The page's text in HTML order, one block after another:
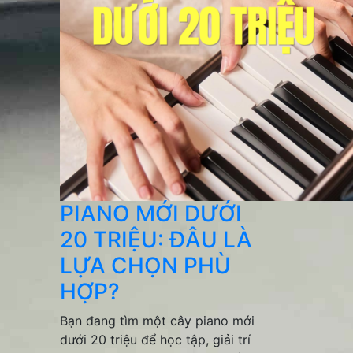
PIANO MỚI DƯỚI
20 TRIỆU: ĐÂU LÀ
LỰA CHỌN PHÙ
HỢP?
Bạn đang tìm một cây piano mới
dưới 20 triệu để học tập, giải trí